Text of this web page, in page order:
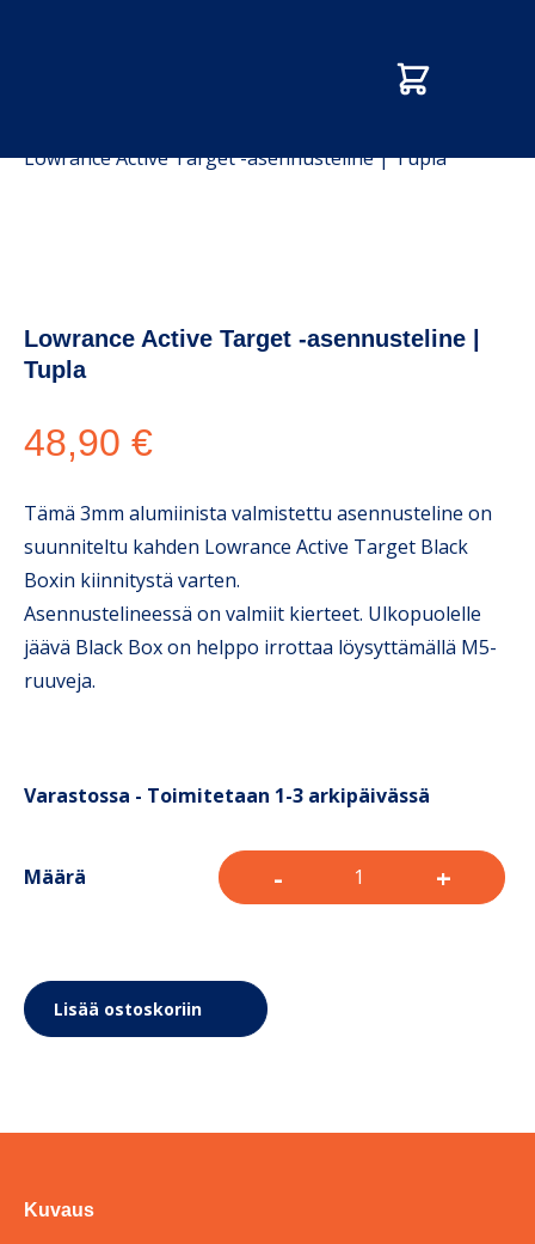
Lowrance Active Target -asennusteline | Tupla
Lowrance Active Target -asennusteline |
Tupla
48,90 €
Tämä 3mm alumiinista valmistettu asennusteline on
suunniteltu kahden Lowrance Active Target Black
Boxin kiinnitystä varten.
Asennustelineessä on valmiit kierteet. Ulkopuolelle
jäävä Black Box on helppo irrottaa löysyttämällä M5-
ruuveja.
Varastossa - Toimitetaan 1-3 arkipäivässä
Määrä - +
Lisää ostoskoriin
Kuvaus